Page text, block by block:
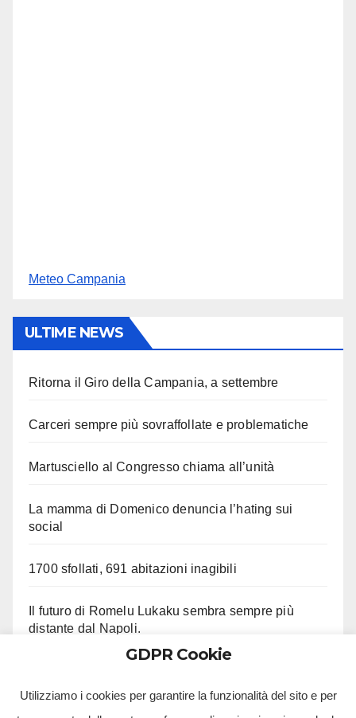
Meteo Campania
ULTIME NEWS
Ritorna il Giro della Campania, a settembre
Carceri sempre più sovraffollate e problematiche
Martusciello al Congresso chiama all’unità
La mamma di Domenico denuncia l’hating sui
social
1700 sfollati, 691 abitazioni inagibili
Il futuro di Romelu Lukaku sembra sempre più
distante dal Napoli.
GDPR Cookie
Utilizziamo i cookies per garantire la funzionalità del sito e per